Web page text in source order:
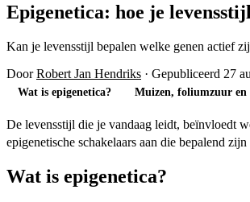
Epigenetica: hoe je
Kan je levensstijl bepalen welke genen actief
DoorRobert Jan Hendriks · Gepubliceerd 27
Wat is epigenetica? Muizen, foliumzuur en
De levensstijl die je vandaag leidt, beïnvloedt
epigenetische schakelaars aan die bepalend
Wat is epigenetica?